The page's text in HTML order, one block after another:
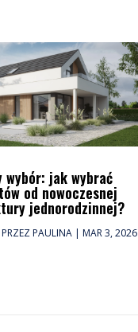
wybór: jak wybrać
od nowoczesnej
jednorodzinnej?
PAULINA| MAR 3, 2026